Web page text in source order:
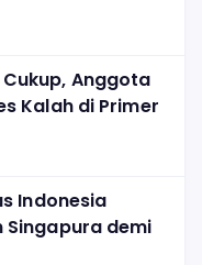
Anggota
Kalah di Primer
Indonesia
Singapura demi